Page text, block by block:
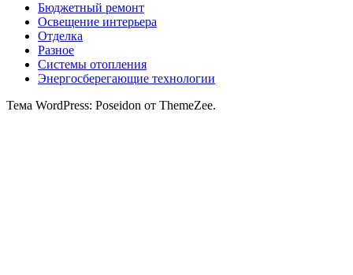
Бюджетный ремонт
Освещение интерьера
Отделка
Разное
Системы отопления
Энергосберегающие технологии
Тема WordPress: Poseidon от ThemeZee.